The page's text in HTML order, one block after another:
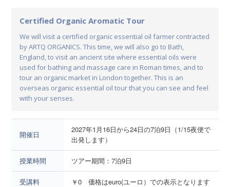
Certified Organic Aromatic Tour
We will visit a certified organic essential oil farmer contracted
by ARTQ ORGANICS. This time, we will also go to Bath,
England, to visit an ancient site where essential oils were
used for bathing and massage care in Roman times, and to
tour an organic market in London together. This is an
overseas organic essential oil tour that you can see and feel
with your senses.
開催日
2027年1月16日から24日の7泊9日（1/15夜便で
出発します）
授業時間 ツアー期間：7泊9日
受講料 ￥0 価格はeuro(ユーロ）での表示となります